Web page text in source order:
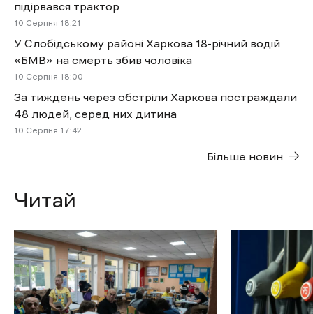
підірвався трактор
10 Cерпня 18:21
У Слобідському районі Харкова 18-річний водій
«БМВ» на смерть збив чоловіка
10 Cерпня 18:00
За тиждень через обстріли Харкова постраждали
48 людей, серед них дитина
10 Cерпня 17:42
Більше новин
Читай